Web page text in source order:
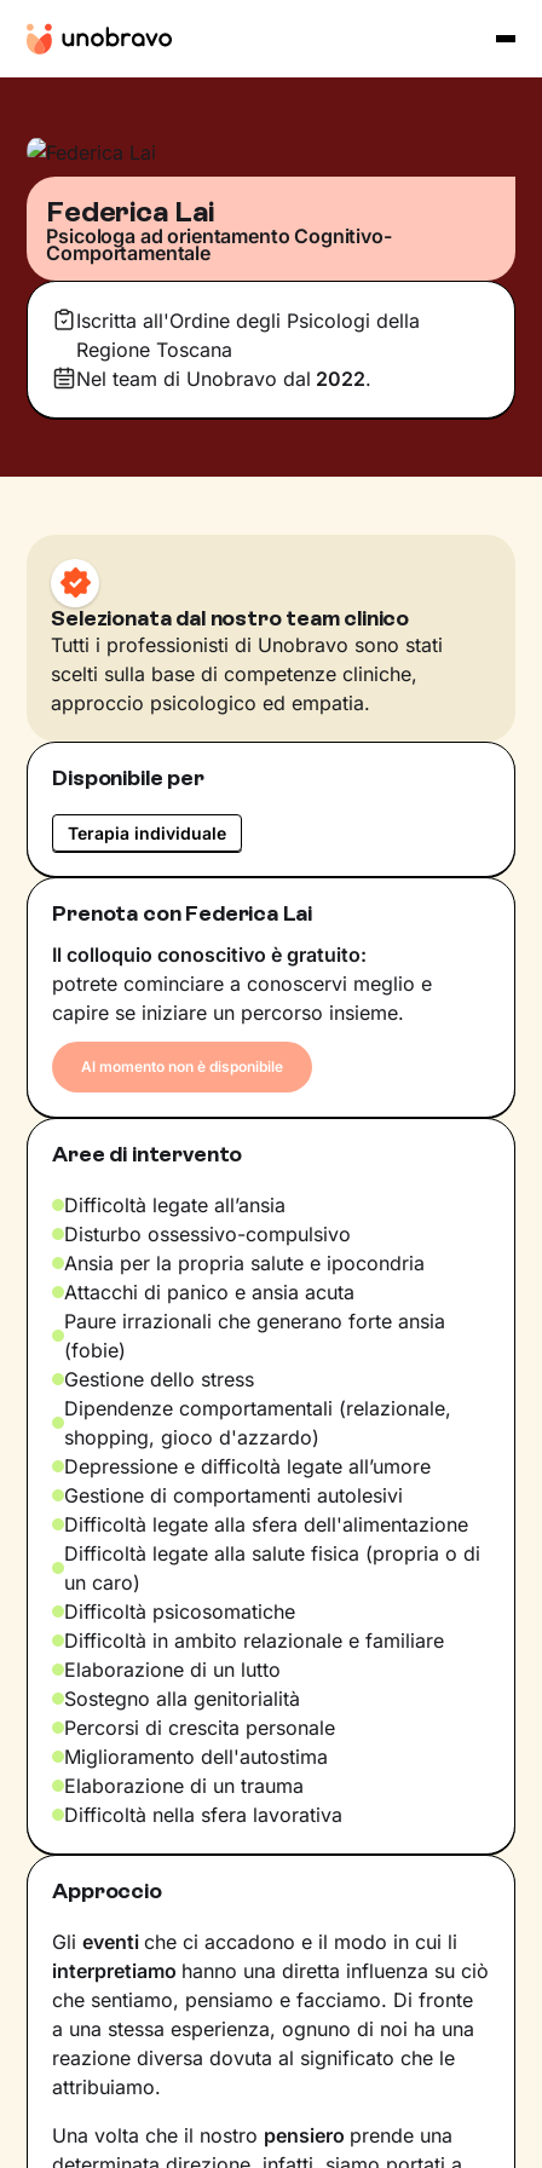
Federica Lai
Psicologa ad orientamento Cognitivo-
Comportamentale
Iscritta all'Ordine degli Psicologi della
Regione Toscana
Nel team di Unobravo dal 2022.
Selezionata dal nostro team clinico
Tutti i professionisti di Unobravo sono stati
scelti sulla base di competenze cliniche,
approccio psicologico ed empatia.
Disponibile per
Terapia individuale
Prenota con Federica Lai
Il colloquio conoscitivo è gratuito:
potrete cominciare a conoscervi meglio e
capire se iniziare un percorso insieme.
Al momento non è disponibile
Aree di intervento
Difficoltà legate all’ansia
Disturbo ossessivo-compulsivo
Ansia per la propria salute e ipocondria
Attacchi di panico e ansia acuta
Paure irrazionali che generano forte ansia
(fobie)
Gestione dello stress
Dipendenze comportamentali (relazionale,
shopping, gioco d'azzardo)
Depressione e difficoltà legate all’umore
Gestione di comportamenti autolesivi
Difficoltà legate alla sfera dell'alimentazione
Difficoltà legate alla salute fisica (propria o di
un caro)
Difficoltà psicosomatiche
Difficoltà in ambito relazionale e familiare
Elaborazione di un lutto
Sostegno alla genitorialità
Percorsi di crescita personale
Miglioramento dell'autostima
Elaborazione di un trauma
Difficoltà nella sfera lavorativa
Approccio
Glieventiche ci accadono e il modo in cui li
interpretiamo hanno una diretta influenza su ciò
che sentiamo, pensiamo e facciamo. Di fronte
a una stessa esperienza, ognuno di noi ha una
reazione diversa dovuta al significato che le
attribuiamo.
Una volta che il nostro pensiero prende una